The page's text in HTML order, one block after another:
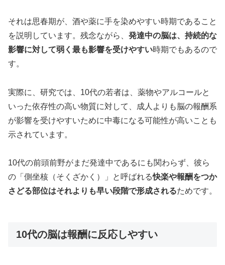
それは思春期が、酒や薬に手を染めやすい時期であること
を説明しています。残念ながら、 発達中の脳は、持続的な
影響に対して弱く最も影響を受けやすい時期でもあるので
す。
実際に、研究では、10代の若者は、薬物やアルコールと
いった依存性の高い物質に対して、成人よりも脳の報酬系
が影響を受けやすいために中毒になる可能性が高いことも
示されています。
10代の前頭前野がまだ発達中であるにも関わらず、彼ら
の「側坐核（そくざかく）」と呼ばれる快楽や報酬をつか
さどる部位はそれよりも早い段階で形成されるためです。
10代の脳は報酬に反応しやすい